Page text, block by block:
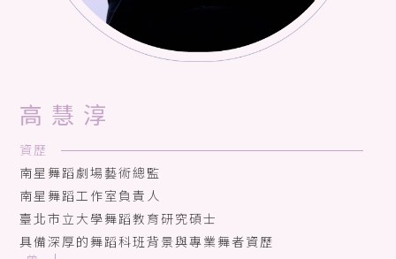
高慧淳
資歷
南星舞蹈劇場藝術總監
南星舞蹈工作室負責人
臺北市立大學舞蹈教育研究碩士
具備深厚的舞蹈科班背景與專業舞者資歷